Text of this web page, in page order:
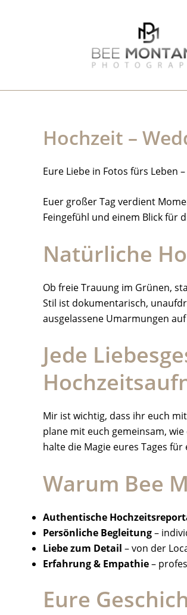
Hochzeit –
Eure Liebe in Fotos fürs Leben
Euer großer Tag verdient
Feingefühl und einem Blick für
Natürliche
Ob freie Trauung im Grünen,
Stil ist dokumentarisch,
ausgelassene Umarmungen
Jede
Mir ist wichtig, dass ihr euch
plane mit euch gemeinsam,
halte die Magie eures Tages
Warum Bee
Authentische
Persönliche Begleitung–
Liebe zum Detail – von der
Erfahrung & Empathie–
Eure